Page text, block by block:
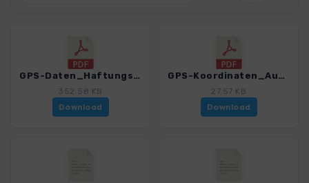
GPS-Daten_Haftungsausschluss-Nutzungsbedingungen_WF_Zillertal4478_11.pdf
352.58 KB
Download
GPS-Koordinaten_Ausgangspunkte_WF_Zillertal4478_11.pdf
27.57 KB
Download